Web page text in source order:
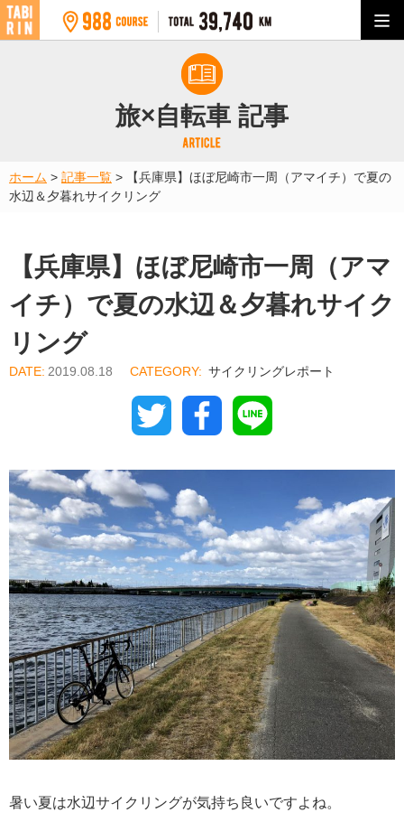
旅×自転車 記事
ホーム > 記事一覧 >
【兵庫県】ほぼ尼崎市一周（アマイチ）で夏の
水辺＆夕暮れサイクリング
【兵庫県】ほぼ尼崎市一周（アマ
イチ）で夏の水辺＆夕暮れサイク
リング
2019.08.18 サイクリングレポート
Twitter Facebook
暑い夏は水辺サイクリングが気持ち良いですよね。